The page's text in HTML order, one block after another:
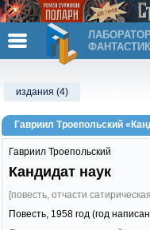
издания (4)
Гавриил Троепольский
Гавриил Троепольский
Кандидат наук
[повесть, отчасти
Повесть, 1958 год (год